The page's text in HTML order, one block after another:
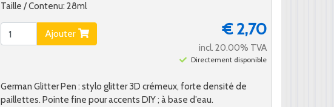
Taille / Contenu: 28ml
Ajouter € 2,70
incl. 20.00% TVA
Directement disponible
German Glitter Pen : stylo glitter 3D crémeux, forte densité de
paillettes. Pointe fine pour accents DIY ; à base d’eau.